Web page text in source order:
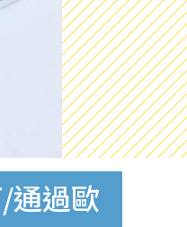
通過歐